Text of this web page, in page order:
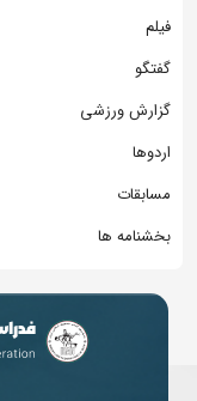
فیلم
گفتگو
گزارش ورزشی
اردوها
مسابقات
بخشنامه ها